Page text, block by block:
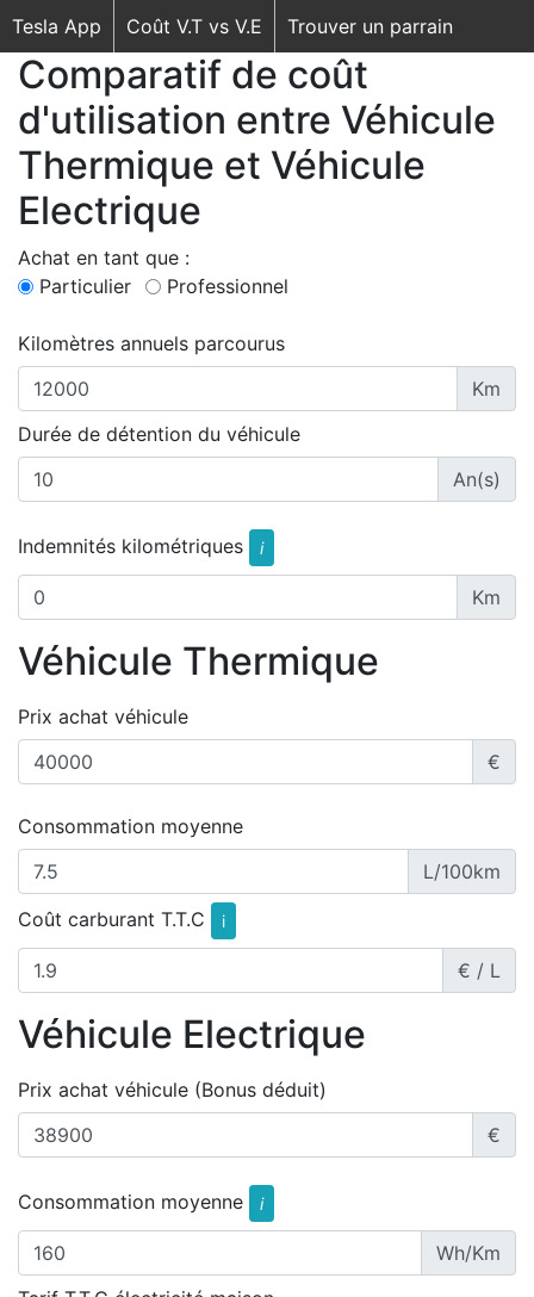
Tesla App Coût V.T vs V.E Trouver un parrain
Comparatif de coût
d'utilisation entre Véhicule
Thermique et Véhicule
Electrique
Achat en tant que :
Particulier
Professionnel
Kilomètres annuels parcourus
Km
Durée de détention du véhicule
An(s)
Indemnités kilométriques i
Km
Véhicule Thermique
Prix achat véhicule
€
Consommation moyenne
L/100km
Coût carburant T.T.C
i
€ / L
Véhicule Electrique
Prix achat véhicule (Bonus déduit)
€
Consommation moyenne i
Wh/Km